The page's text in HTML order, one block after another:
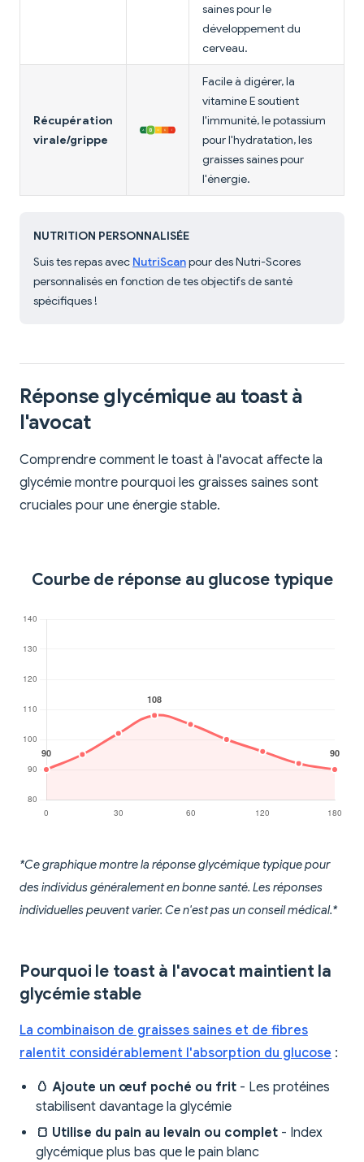
saines pour le
développement du
cerveau.
Récupération
virale/grippe
Facile à digérer, la
vitamine E soutient
l'immunité, le potassium
pour l'hydratation, les
graisses saines pour
l'énergie.
NUTRITION PERSONNALISÉE
Suis tes repas avec NutriScanpour des Nutri-Scores
personnalisés en fonction de tes objectifs de santé
spécifiques !
Réponse glycémique au toast à
l'avocat
Comprendre comment le toast à l'avocat affecte la
glycémie montre pourquoi les graisses saines sont
cruciales pour une énergie stable.
Courbe de réponse au glucose typique
*Ce graphique montre la réponse glycémique typique pour
des individus généralement en bonne santé. Les réponses
individuelles peuvent varier. Ce n'est pas un conseil médical.*
Pourquoi le toast à l'avocat maintient la
glycémie stable
La combinaison de graisses saines et de fibres
ralentit considérablement l'absorption du glucose :
🥚 Ajoute un œuf poché ou frit - Les protéines
stabilisent davantage la glycémie
🍞 Utilise du pain au levain ou complet - Index
glycémique plus bas que le pain blanc